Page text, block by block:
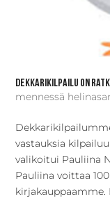
Dekkarikilpailu on
mennessä
vastauksia
valikoitui Pauliina
Pauliina voittaa
kirjakauppaamme.